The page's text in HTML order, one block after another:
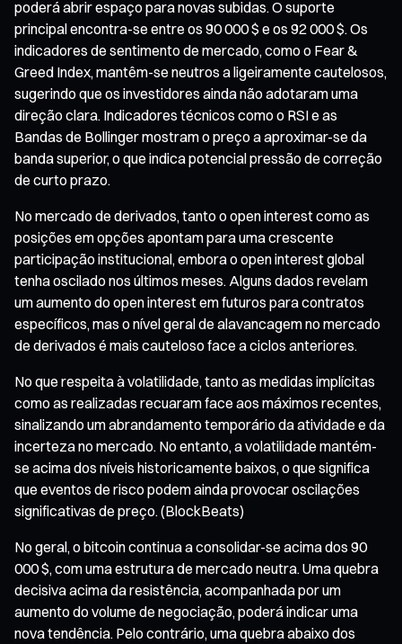
poderá abrir espaço para novas subidas. O suporte
principal encontra-se entre os 90 000 $ e os 92 000 $. Os
indicadores de sentimento de mercado, como o Fear &
Greed Index, mantêm-se neutros a ligeiramente cautelosos,
sugerindo que os investidores ainda não adotaram uma
direção clara. Indicadores técnicos como o RSI e as
Bandas de Bollinger mostram o preço a aproximar-se da
banda superior, o que indica potencial pressão de correção
de curto prazo.
No mercado de derivados, tanto o open interest como as
posições em opções apontam para uma crescente
participação institucional, embora o open interest global
tenha oscilado nos últimos meses. Alguns dados revelam
um aumento do open interest em futuros para contratos
específicos, mas o nível geral de alavancagem no mercado
de derivados é mais cauteloso face a ciclos anteriores.
No que respeita à volatilidade, tanto as medidas implícitas
como as realizadas recuaram face aos máximos recentes,
sinalizando um abrandamento temporário da atividade e da
incerteza no mercado. No entanto, a volatilidade mantém-
se acima dos níveis historicamente baixos, o que significa
que eventos de risco podem ainda provocar oscilações
significativas de preço. (BlockBeats)
No geral, o bitcoin continua a consolidar-se acima dos 90
000 $, com uma estrutura de mercado neutra. Uma quebra
decisiva acima da resistência, acompanhada por um
aumento do volume de negociação, poderá indicar uma
nova tendência. Pelo contrário, uma quebra abaixo dos